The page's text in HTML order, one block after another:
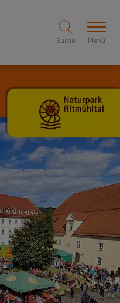
Suche Menü